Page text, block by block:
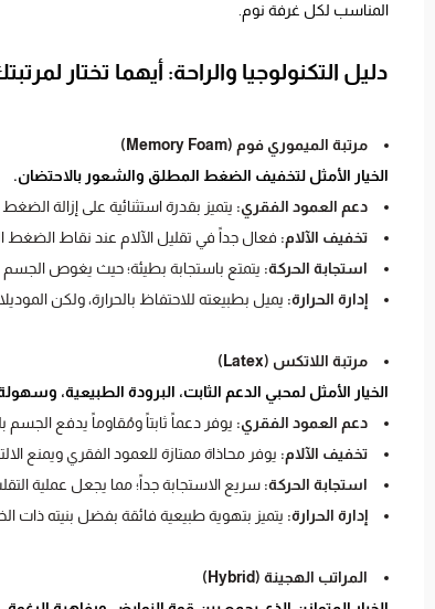
المناسب لكل غرفة نوم.
دليل التكنولوجيا والراحة: أيهما تختار
مرتبة الميموري فوم (Memory Foam)
الخيار الأمثل لتخفيف الضغط المطلق والشعور بالاحتضان.
دعم العمود الفقري: يتميز بقدرة استثنائية على إزالة
تخفيف الآلام: فعال جداً في تقليل الآلام عند نقاط الضغط
استجابة الحركة: يتمتع باستجابة بطيئة؛ حيث يغوص الجسم
إدارة الحرارة: يميل بطبيعته للاحتفاظ بالحرارة، ولكن
مرتبة اللاتكس (Latex)
الخيار الأمثل لمحبي الدعم الثابت، البرودة الطبيعية،
دعم العمود الفقري: يوفر دعماً ثابتاً ومُقاوماً يدفع
تخفيف الآلام: يوفر محاذاة ممتازة للعمود الفقري ويمنع
استجابة الحركة: سريع الاستجابة جداً؛ مما يجعل عملية
إدارة الحرارة: يتميز بتهوية طبيعية فائقة بفضل بنيته ذات
المراتب الهجينة (Hybrid)